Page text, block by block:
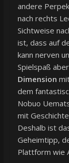
andere
nach rechts
Sichtweise
ist, dass auf
kann nerven
Spielspaß
Dimension
dem
Nobuo
mit
Deshalb ist
Geheimtipp,
Plattform wie